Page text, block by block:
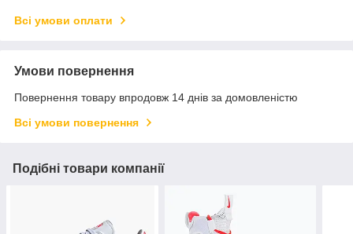
Всі умови оплати
Умови повернення
Повернення товару впродовж 14 днів за домовленістю
Всі умови повернення
Подібні товари компанії